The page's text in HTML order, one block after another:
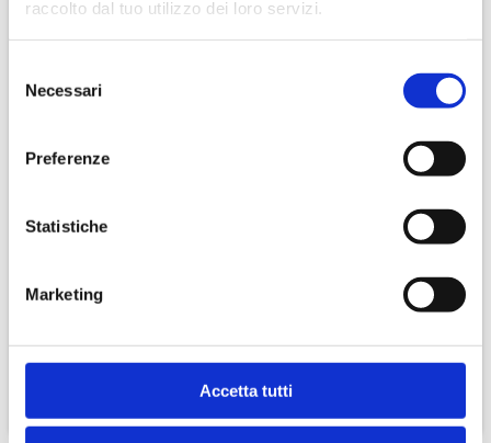
raccolto dal tuo utilizzo dei loro servizi.
delNecessari
Preferenze
Statistiche
Marketing
Accetta tutti
6 bottiglie Bonarda Oltrepò Pavese D.O.C. Vanzini